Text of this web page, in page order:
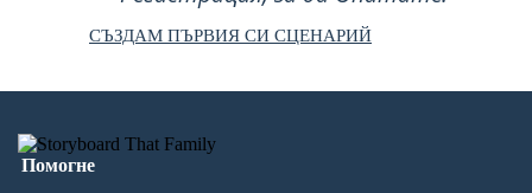
СЪЗДАМ ПЪРВИЯ СИ СЦЕНАРИЙ
Помогне